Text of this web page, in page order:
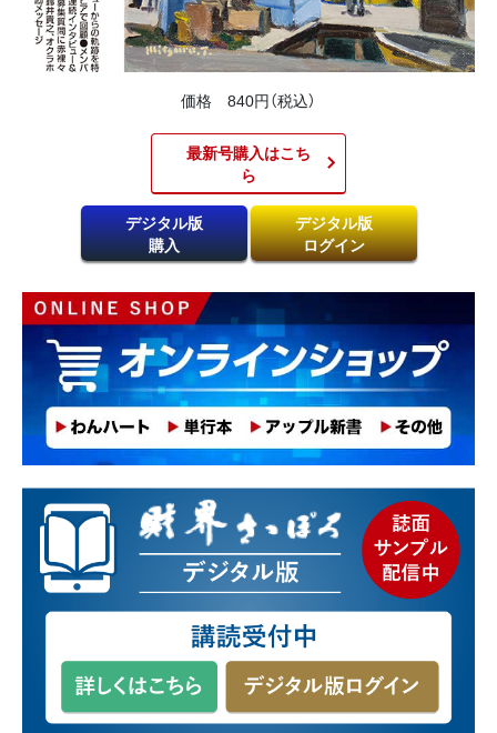
価格 840円（税込）
最新号購入はこち
ら​
デジタル版
購入
デジタル版
ログイン